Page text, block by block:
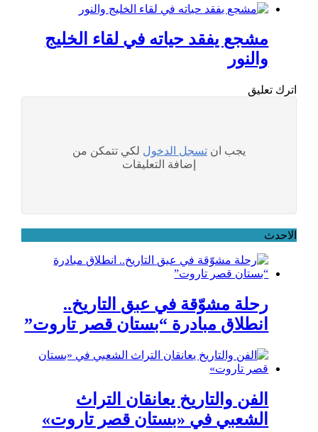
مشجع يفقد حياته في لقاء الخليج
والنور
اترك تعليق
يجب ان تسجل الدخول لكي تتمكن من
إضافة التعليقات
الاحدث
رحلة مشوّقة في عبق التاريخ..
انطلاق مبادرة “بستان قصر تاروت”
الفن والتاريخ يعانقان التراث
الشعبي في «بستان قصر تاروت»